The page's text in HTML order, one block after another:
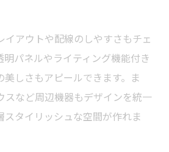
イアウトや配線のしやすさもチェ
明パネルやライティング機能付き
美しさもアピールできます。ま
スなど周辺機器もデザインを統一
スタイリッシュな空間が作れま